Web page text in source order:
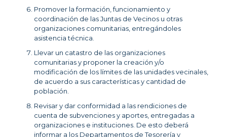
Promover la formación, funcionamiento y
coordinación de las Juntas de Vecinos u otras
organizaciones comunitarias, entregándoles
asistencia técnica.
Llevar un catastro de las organizaciones
comunitarias y proponer la creación y/o
modificación de los límites de las unidades vecinales,
de acuerdo a sus características y cantidad de
población.
Revisar y dar conformidad a las rendiciones de
cuenta de subvenciones y aportes, entregadas a
organizaciones e instituciones. De esto deberá
informar a los Departamentos de Tesorería y